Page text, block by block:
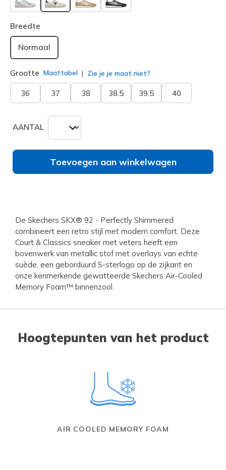
geselecteerd
Breedte
Normaal
Grootte Maattabel Zie je je maat niet?
36 37 38 38.5 39.5 40
AANTAL
Toevoegen aan winkelwagen
De Skechers SKX® 92 - Perfectly Shimmered
combineert een retro stijl met modern comfort. Deze
Court & Classics sneaker met veters heeft een
bovenwerk van metallic stof met overlays van echte
suède, een geborduurd S-sterlogo op de zijkant en
onze kenmerkende gewatteerde Skechers Air-Cooled
Memory Foam™ binnenzool.
Hoogtepunten van het product
AIR COOLED MEMORY FOAM